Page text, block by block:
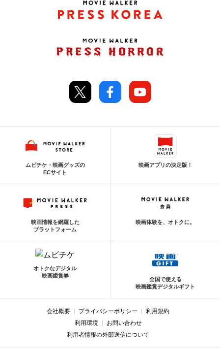
ムビチケ・映画グッズの
ECサイト
映画アプリの決定版！
映画情報を網羅した
プラットフォーム
映画体験を、オトクに。
オトクなデジタル
映画鑑賞券
全国で使える
映画鑑賞デジタルギフト
会社概要 プライバシーポリシー
利用規約
利用環境
お問い合わせ
利用者情報の外部送信について